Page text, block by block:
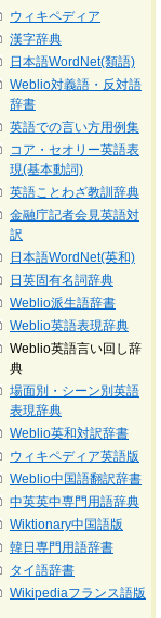
ウィキペディア
漢字辞典
日本語WordNet(類語)
Weblio対義語・反対語
辞書
英語での言い方用例集
コア・セオリー英語表
現(基本動詞)
英語ことわざ教訓辞典
金融庁記者会見英語対
訳
日本語WordNet(英和)
日英固有名詞辞典
Weblio派生語辞書
Weblio英語表現辞典
Weblio英語言い回し辞
典
場面別・シーン別英語
表現辞典
Weblio英和対訳辞書
ウィキペディア英語版
Weblio中国語翻訳辞書
中英英中専門用語辞典
Wiktionary中国語版
韓日専門用語辞書
タイ語辞書
Wikipediaフランス語版